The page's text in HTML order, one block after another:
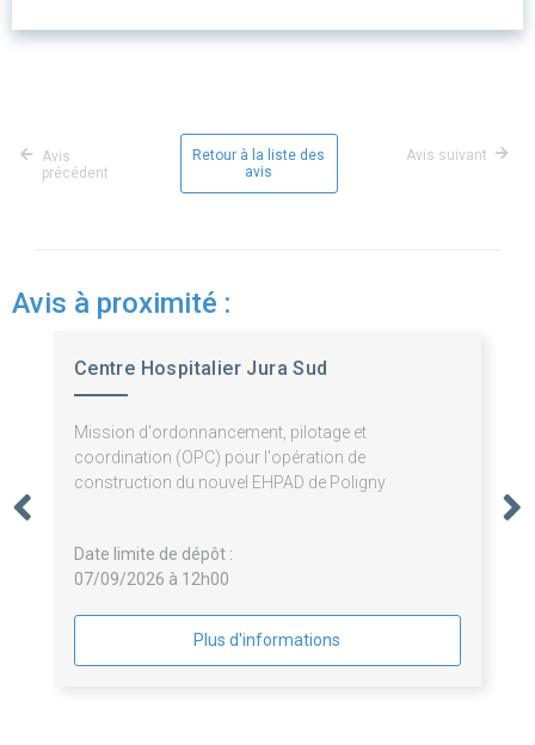
Avis
précédent
Retour à la liste des
avis
Avis suivant
Avis à proximité :
Centre Hospitalier Jura Sud
Mission d'ordonnancement, pilotage et
coordination (OPC) pour l'opération de
construction du nouvel EHPAD de Poligny
Date limite de dépôt :
07/09/2026 à 12h00
Plus d'informations